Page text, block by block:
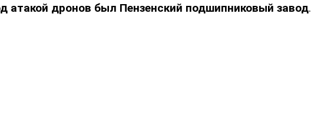
атакой дронов был Пензенский подшипниковый завод.